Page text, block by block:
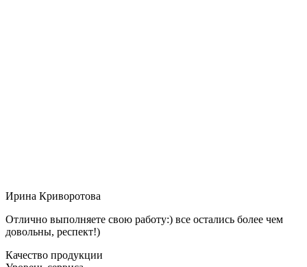
Ирина Криворотова
Отлично выполняете свою работу:) все остались более чем
довольны, респект!)
Качество продукции